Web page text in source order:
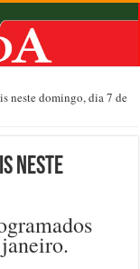
neste domingo, dia 7 de
neste